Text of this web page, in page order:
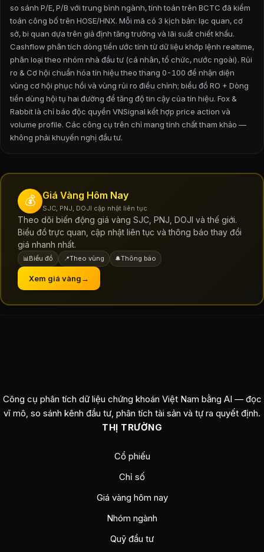
so sánh P/E, P/B với trung bình ngành, tính toán trên BCTC đã kiểm
toán công bố trên HOSE/HNX. Mỗi mã có 3 kịch bản: lạc quan, cơ
sở, bi quan dựa trên giả định tăng trưởng và lãi suất chiết khấu.
Cashflow phân tích dòng tiền ước tính từ dữ liệu khớp lệnh realtime,
phân loại theo nhóm nhà đầu tư (cá nhân, tổ chức, nước ngoài). Rủi
ro & Cơ hội chuẩn hóa tín hiệu theo thang 0-100 để nhận diện
vùng cơ hội phục hồi và vùng rủi ro điều chỉnh; biểu đồ RO + Dòng
tiền dùng hội tụ hai đường để tăng độ tin cậy của tín hiệu. Fox &
Rabbit là chỉ báo độc quyền VNSignal kết hợp price action và
volume profile. Các công cụ trên chỉ mang tính chất tham khảo —
không phải khuyến nghị đầu tư.
💰 Giá Vàng Hôm Nay
SJC, PNJ, DOJI cập nhật liên tục
Theo dõi biến động giá vàng SJC, PNJ, DOJI và thế giới.
Biểu đồ trực quan, cập nhật liên tục và thông báo thay đổi
giá nhanh nhất.
📊 Biểu đồ 📍Theo vùng 🔔Thông báo
Xem giá vàng→
Công cụ phân tích dữ liệu chứng khoán Việt Nam bằng AI — đọc
vĩ mô, so sánh kênh đầu tư, phân tích tài sản và tự ra quyết định.
THỊ TRƯỜNG
Cổ phiếu
Chỉ số
Giá vàng hôm nay
Nhóm ngành
Quỹ đầu tư